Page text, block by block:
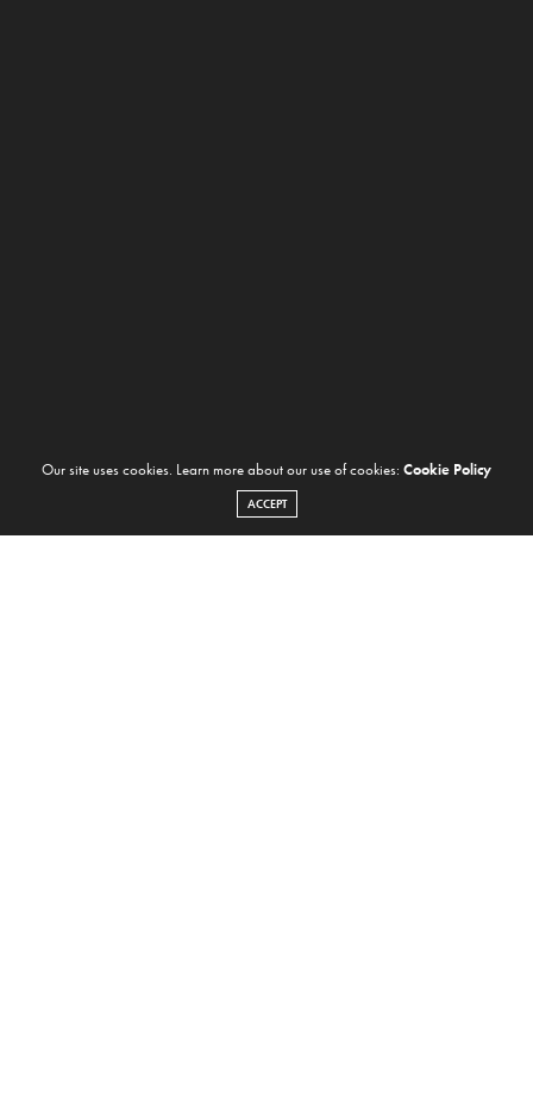
Our site uses cookies. Learn more about our use of cookies: Cookie Policy
ACCEPT